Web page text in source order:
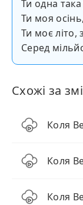
Ти одна
Ти моя
Ти моє літо,
Серед
Схожі за
Коля
Коля